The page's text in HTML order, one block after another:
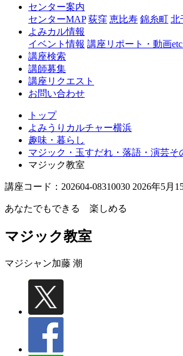
浜
センター案内
センターMAP 荻窪 恵比寿 錦糸町 北
よみカル情報
イベント情報 講座リポート・動画
講座検索
講師募集
講座リクエスト
お問い合わせ
トップ
よみうりカルチャー横浜
趣味・暮らし
マジック・玉すだれ・落語・演芸そ
マジック教室
講座コード：202604-08310030 2026年5月
あなたでもできる 楽しめる
マジック教室
マジシャン加藤 潮